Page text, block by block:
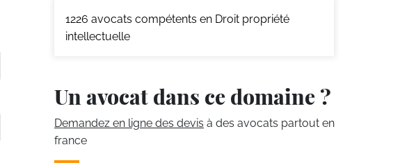
1226 avocats compétents en Droit propriété
intellectuelle
Un avocat dans ce domaine ?
Demandez en ligne des devis à des avocats partout en
france